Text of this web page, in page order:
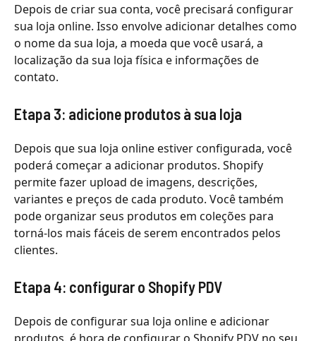
Depois de criar sua conta, você precisará configurar
sua loja online. Isso envolve adicionar detalhes como
o nome da sua loja, a moeda que você usará, a
localização da sua loja física e informações de
contato.
Etapa 3: adicione produtos à sua loja
Depois que sua loja online estiver configurada, você
poderá começar a adicionar produtos. Shopify
permite fazer upload de imagens, descrições,
variantes e preços de cada produto. Você também
pode organizar seus produtos em coleções para
torná-los mais fáceis de serem encontrados pelos
clientes.
Etapa 4: configurar o Shopify PDV
Depois de configurar sua loja online e adicionar